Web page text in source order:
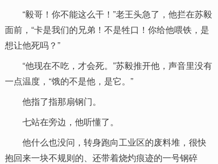
“毅哥！你不能这么干！”老王头急了，他拦在苏毅
面前，“卡是我们的兄弟！不是牲口！你给他喂铁，是
想让他死吗？”
“他现在不吃，才会死。”苏毅推开他，声音里没有
一点温度，“饿的不是他，是它。”
他指了指那扇钢门。
七站在旁边，他听懂了。
他什么也没问，转身跑向工业区的废料堆，很快
抱回来一块不规则的、还带着烧灼痕迹的一号钢碎